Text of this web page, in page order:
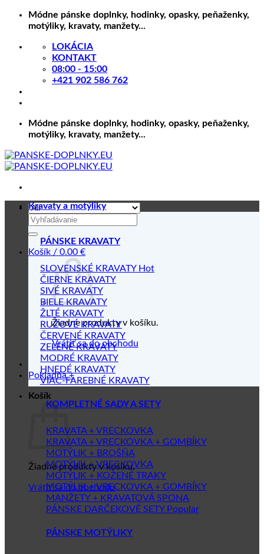
Skip
Módne pánske doplnky, hodinky, opasky, peňaženky,
motýliky, kravaty, manžety...
LOKÁCIA
KONTAKT
08:00 - 15:00
+421 902 586 762
Módne pánske doplnky, hodinky, opasky, peňaženky,
motýliky, kravaty, manžety...
Hľadať:
Košík / 0.00 €
Žiadne produkty v košíku.
Vrátiť sa do obchodu
Pokladňa +
Košík
Žiadne produkty v košíku.
Vrátiť sa do obchodu
Kravaty a motýliky
PÁNSKE KRAVATY
SLOVENSKÉ KRAVATY
ČIERNE KRAVATY
SIVÉ KRAVATY
BIELE KRAVATY
ŽLTÉ KRAVATY
RUŽOVÉ KRAVATY
ČERVENÉ KRAVATY
ZELENÉ KRAVATY
MODRÉ KRAVATY
HNEDÉ KRAVATY
VIAC-FAREBNÉ KRAVATY
KOMPLETNÉ SADY A SETY
KRAVATA + VRECKOVKA
KRAVATA + VRECKOVKA + GOMBÍKY
MOTÝLIK + BROŠŇA
MOTÝLIK + VRECKOVKA
MOTÝLIK + KOŽENÉ TRAKY
MOTÝLIK + VRECKOVKA + GOMBÍKY
MANŽETY + KRAVATOVÁ SPONA
PÁNSKE DARČEKOVÉ SETY
PÁNSKE MOTÝLIKY